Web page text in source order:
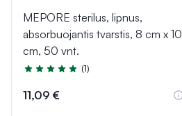
MEPORE sterilus, lipnus,
absorbuojantis tvarstis, 8 cm x 10
cm, 50 vnt.
Įvertinimas 5.0 iš 5
(1)
11,09 €